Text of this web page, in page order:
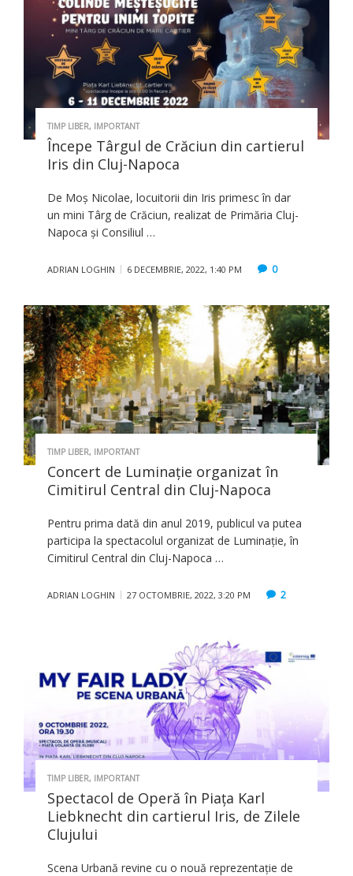
TIMP LIBER, IMPORTANT
Începe Târgul de Crăciun din cartierul
Iris din Cluj-Napoca
De Moș Nicolae, locuitorii din Iris primesc în dar
un mini Târg de Crăciun, realizat de Primăria Cluj-
Napoca și Consiliul …
ADRIAN LOGHIN 6 DECEMBRIE, 2022, 1:40 PM 0
TIMP LIBER, IMPORTANT
Concert de Luminație organizat în
Cimitirul Central din Cluj-Napoca
Pentru prima dată din anul 2019, publicul va putea
participa la spectacolul organizat de Luminație, în
Cimitirul Central din Cluj-Napoca …
ADRIAN LOGHIN 27 OCTOMBRIE, 2022, 3:20 PM 2
TIMP LIBER, IMPORTANT
Spectacol de Operă în Piața Karl
Liebknecht din cartierul Iris, de Zilele
Clujului
Scena Urbană revine cu o nouă reprezentație de